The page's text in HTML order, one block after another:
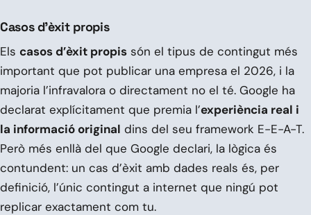
Casos d’èxit propis
Els casos d’èxit propis són el tipus de contingut més
important que pot publicar una empresa el 2026, i la
majoria l’infravalora o directament no el té. Google ha
declarat explícitament que premia l’experiència real i
la informació original dins del seu framework E-E-A-T.
Però més enllà del que Google declari, la lògica és
contundent: un cas d’èxit amb dades reals és, per
definició, l’únic contingut a internet que ningú pot
replicar exactament com tu.